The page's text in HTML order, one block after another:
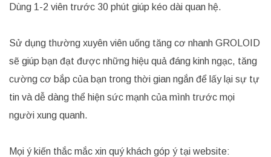
Dùng 1-2 viên trước 30 phút giúp kéo dài quan hệ.
Sử dụng thường xuyên viên uống tăng cơ nhanh GROLOID
sẽ giúp bạn đạt được những hiệu quả đáng kinh ngạc, tăng
cường cơ bắp của bạn trong thời gian ngắn để lấy lại sự tự
tin và dễ dàng thể hiện sức mạnh của mình trước mọi
người xung quanh.
Mọi ý kiến thắc mắc xin quý khách góp ý tại website: